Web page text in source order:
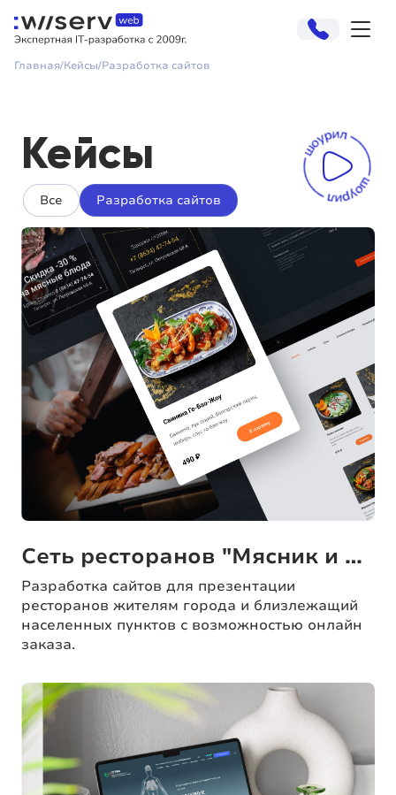
Главная Кейсы Разработка сайтов
Кейсы
Все Разработка сайтов
Сеть ресторанов "Мясник и бык"
Разработка сайтов для презентации
ресторанов жителям города и близлежащий
населенных пунктов с возможностью онлайн
заказа.